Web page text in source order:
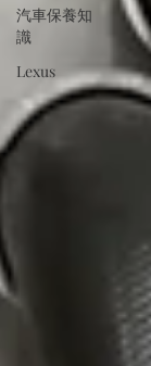
汽車保養知
識
Lexus